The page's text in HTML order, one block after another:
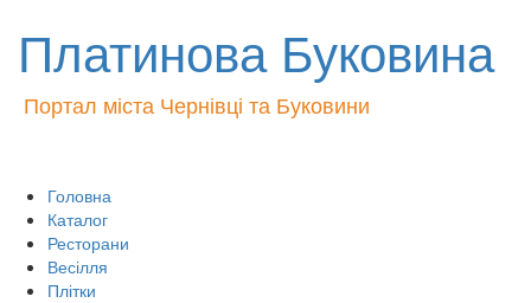
Платинова Буковина
Портал міста Чернівці та Буковини
Головна
Каталог
Ресторани
Весілля
Плітки